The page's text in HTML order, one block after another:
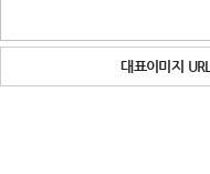
대표이미지 URL